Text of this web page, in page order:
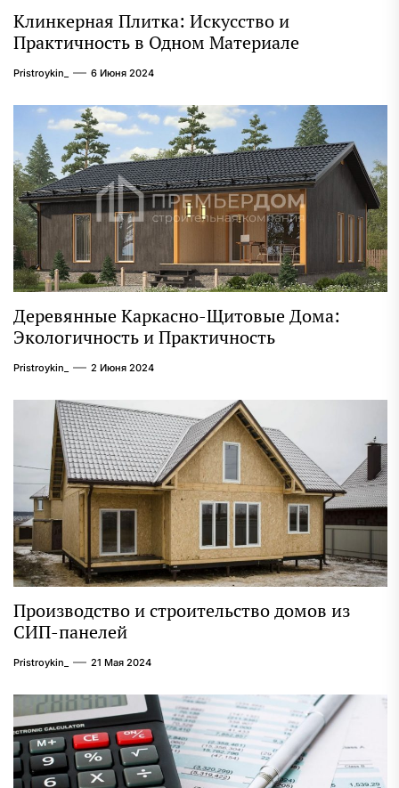
Клинкерная Плитка: Искусство и
Практичность в Одном Материале
Pristroykin_ 6 Июня 2024
Деревянные Каркасно-Щитовые Дома:
Экологичность и Практичность
Pristroykin_ 2 Июня 2024
Производство и строительство домов из
СИП-панелей
Pristroykin_ 21 Мая 2024